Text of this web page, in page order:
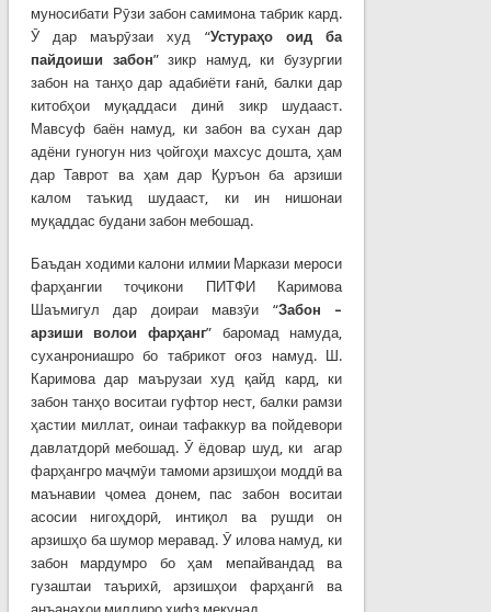
муносибати Рӯзи забон самимона табрик кард.
Ӯ дар маърӯзаи худ “Устураҳо оид
ба
пайдоиши
забон” зикр намуд, ки бузургии
забон на танҳо дар адабиёти ғанӣ, балки дар
китобҳои муқаддаси динӣ зикр шудааст.
Мавсуф баён намуд, ки забон ва сухан дар
адёни гуногун низ ҷойгоҳи махсус дошта, ҳам
дар Таврот ва ҳам дар Қуръон ба арзиши
калом таъкид шудааст, ки ин нишонаи
муқаддас будани забон мебошад.
Баъдан ходими калони илмии Маркази мероси
фарҳангии тоҷикони ПИТФИ Каримова
Шаъмигул дар доираи мавзӯи “Забон –
арзиши волои фарҳанг” баромад намуда,
суханрониашро бо табрикот оғоз намуд. Ш.
Каримова дар маърузаи худ қайд кард, ки
забон танҳо воситаи гуфтор нест, балки рамзи
ҳастии миллат, оинаи тафаккур ва пойдевори
давлатдорӣ мебошад. Ӯ ёдовар шуд, ки агар
фарҳангро маҷмӯи тамоми арзишҳои моддӣ ва
маънавии ҷомеа донем, пас забон воситаи
асосии нигоҳдорӣ, интиқол ва рушди он
арзишҳо ба шумор меравад. Ӯ илова намуд, ки
забон мардумро бо ҳам мепайвандад ва
гузаштаи таърихӣ, арзишҳои фарҳангӣ ва